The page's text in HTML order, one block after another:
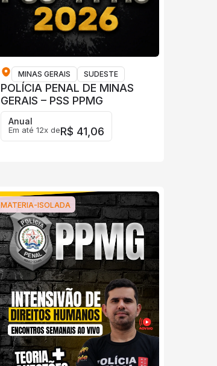
MINAS GERAIS SUDESTE
POLÍCIA PENAL DE MINAS
GERAIS – PSS PPMG
Anual
Em até 12x deR$ 41,06
MATERIA-ISOLADA